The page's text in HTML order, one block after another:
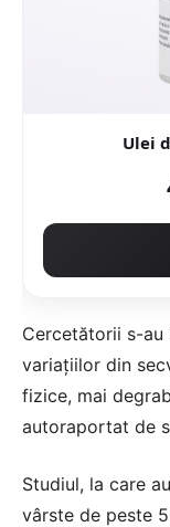
Ulei
Cercetătorii s-au
variaţiilor din
fizice, mai
autoraportat de
Studiul, la care
vârste de peste